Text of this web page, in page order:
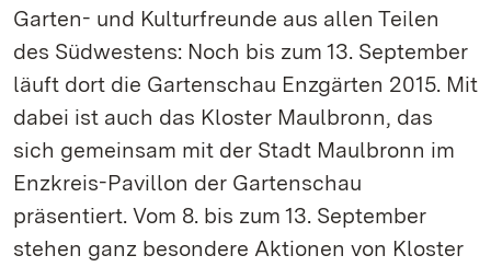
Garten- und Kulturfreunde aus allen Teilen
des Südwestens: Noch bis zum 13. September
läuft dort die Gartenschau Enzgärten 2015. Mit
dabei ist auch das Kloster Maulbronn, das
sich gemeinsam mit der Stadt Maulbronn im
Enzkreis-Pavillon der Gartenschau
präsentiert. Vom 8. bis zum 13. September
stehen ganz besondere Aktionen von Kloster